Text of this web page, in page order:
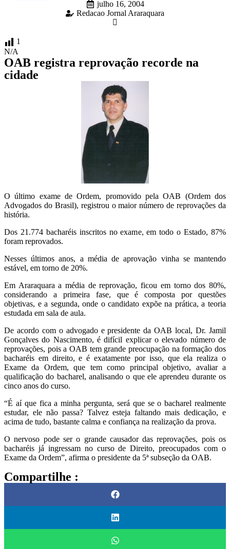
julho 16, 2004
Redacao Jornal Araraquara
1
N/A
OAB registra reprovação recorde na
cidade
O último exame de Ordem, promovido pela OAB (Ordem dos
Advogados do Brasil), registrou o maior número de reprovações da
história.
Dos 21.774 bacharéis inscritos no exame, em todo o Estado, 87%
foram reprovados.
Nesses últimos anos, a média de aprovação vinha se mantendo
estável, em torno de 20%.
Em Araraquara a média de reprovação, ficou em torno dos 80%,
considerando a primeira fase, que é composta por questões
objetivas, e a segunda, onde o candidato expõe na prática, a teoria
estudada em sala de aula.
De acordo com o advogado e presidente da OAB local, Dr. Jamil
Gonçalves do Nascimento, é difícil explicar o elevado número de
reprovações, pois a OAB tem grande preocupação na formação dos
bacharéis em direito, e é exatamente por isso, que ela realiza o
Exame da Ordem, que tem como principal objetivo, avaliar a
qualificação do bacharel, analisando o que ele aprendeu durante os
cinco anos do curso.
“É aí que fica a minha pergunta, será que se o bacharel realmente
estudar, ele não passa? Talvez esteja faltando mais dedicação, e
acima de tudo, bastante calma e confiança na realização da prova.
O nervoso pode ser o grande causador das reprovações, pois os
bacharéis já ingressam no curso de Direito, preocupados com o
Exame da Ordem”, afirma o presidente da 5ª subseção da OAB.
Compartilhe :